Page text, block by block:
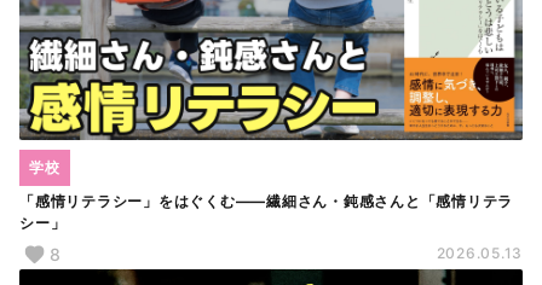
「感情リテラシー」をはぐくむ――繊細さん・鈍感さんと「感情リテラ
シー」
学校
8 2026.05.13